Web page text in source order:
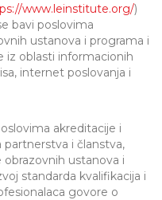
www.leinstitute.org/)
bavi poslovima
ustanova i programa i
iz oblasti informacionih
internet poslovanja i
akreditacije i
i članstva,
ustanova i
standarda kvalifikacija i
govore o